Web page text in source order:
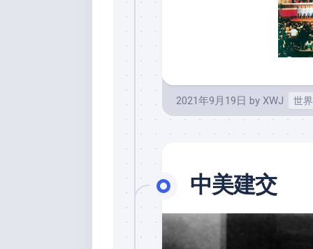
2021年9月19日 by XWJ 世
中美建交